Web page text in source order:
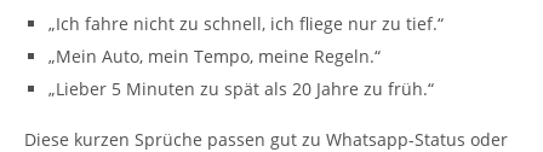
„Ich fahre nicht zu schnell, ich fliege nur zu tief.“
„Mein Auto, mein Tempo, meine Regeln.“
„Lieber 5 Minuten zu spät als 20 Jahre zu früh.“
Diese kurzen Sprüche passen gut zu Whatsapp-Status oder